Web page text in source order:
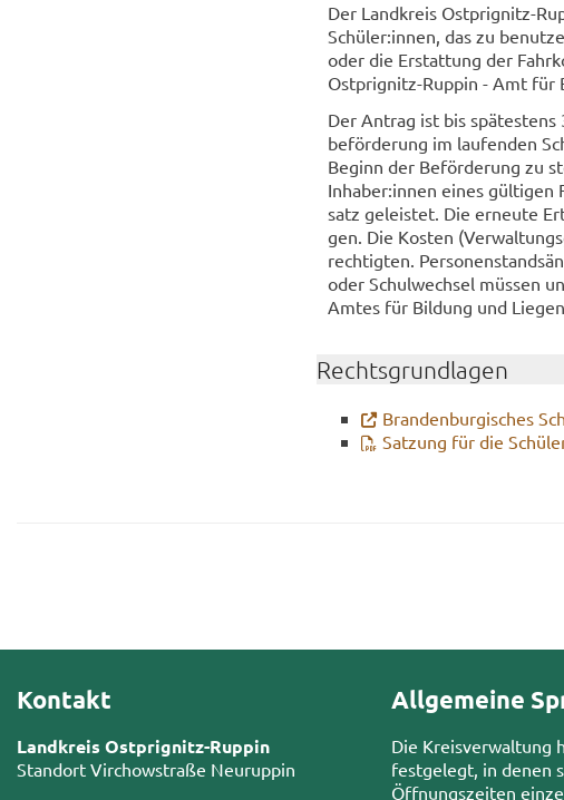
Der Land­kreis Ostprignitz-​
Schü­ler:innen, das zu
oder die Er­stat­tung der
Ostprignitz-​Ruppin - Amt für
Der An­trag ist bis
be­för­de­rung im lau­fen­den
Be­ginn der Be­för­de­rung zu
In­ha­ber:innen eines gül­ti­gen
satz ge­leis­tet. Die er­neu­te
gen. Die Kos­ten
rech­tig­ten.
oder Schul­wech­sel müs­sen
Amtes für Bil­dung und
Rechts­grund­la­gen
Bran­den­bur­gi­sches
Sat­zung für die
Kontakt
Landkreis Ostprignitz-Ruppin
Standort Virchowstraße Neuruppin
Allgemeine
Die Kreisverwaltung
festgelegt, in denen
Öffnungszeiten